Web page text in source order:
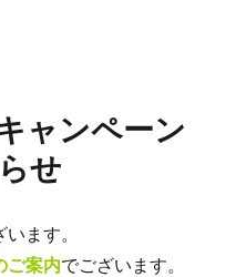
ャンペーン
せ
ます。
ご案内でございます。